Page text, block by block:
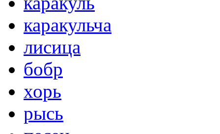
каракульча
лисица
бобр
хорь
рысь